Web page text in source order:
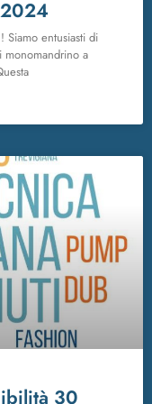
Siamo entusiasti di
monomandrino a
30